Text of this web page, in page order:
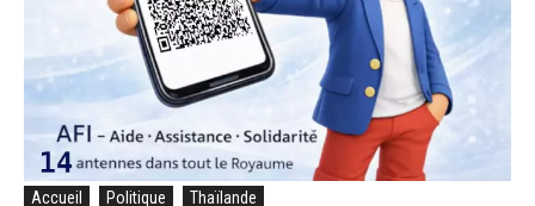
Accueil Politique Thaïlande